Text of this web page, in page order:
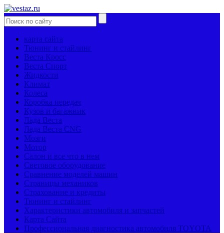
карта сайта
Тюнинг и стайлинг
Веста Кросс
Веста Спорт
Жидкости
Климат
Колеса
Коробка передач
Кузов и багажник
Лада Веста
Лада Веста CNG
Мозги
Мотор
Салон и все что в нем
Световое оборудование
Сравнение моделей машин
Страницы механиков
Страхование и кредиты
Тюнинг и стайлинг
Характеристики автомобиля и запчастей
Карта Сайта
Профессиональная диагностика автомобиля TOYOTA